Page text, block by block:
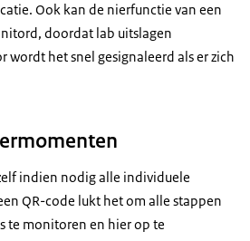
Ook kan de nierfunctie van een
doordat lab uitslagen
wordt het snel gesignaleerd als er zich
indien nodig alle individuele
QR-code lukt het om alle stappen
te monitoren en hier op te